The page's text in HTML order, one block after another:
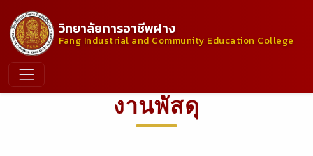
วิทยาลัยการอาชีพฝาง
Fang Industrial and Community Education College
งานพัสดุ